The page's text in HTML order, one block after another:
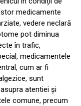
medicamente
vedere neclară
pot diminua
în trafic,
medicamentele
cum ar fi
sunt
atentiei și
comune, precum